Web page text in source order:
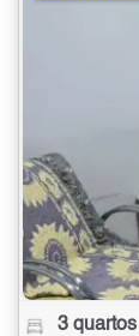
3 quartos